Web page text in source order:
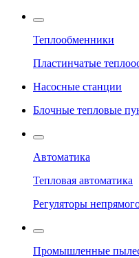
Теплообменники
Пластинчатые
Насосные станции
Блочные тепловые
Автоматика
Тепловая автоматика
Регуляторы
Промышленные